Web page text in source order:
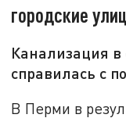
городские
Канализация в
справилась с
В Перми в